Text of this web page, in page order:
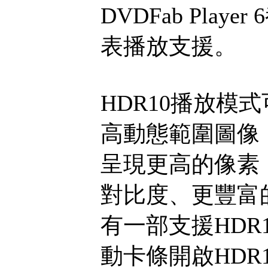
DVDFab Player
表播放支援。
HDR10播放模
高動態範圍圖像
呈現更高的像
對比度、更豐
有一部支援
動卡條開啟